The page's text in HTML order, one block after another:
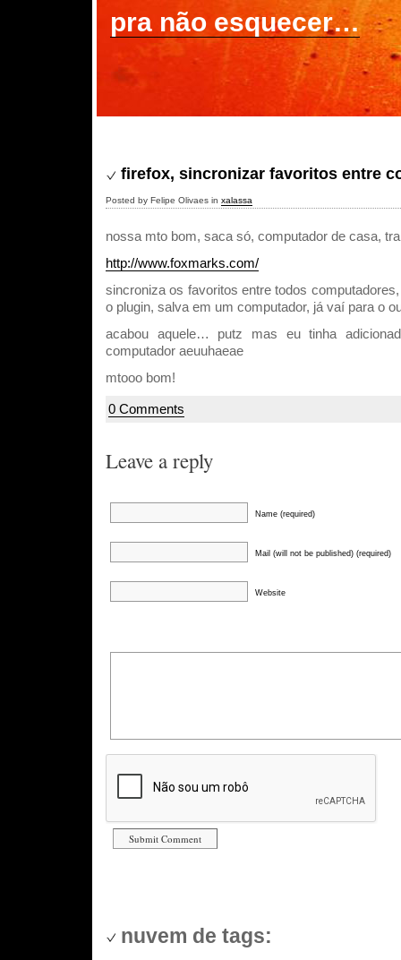
pra não esquecer…
firefox, sincronizar favoritos entre
Posted by Felipe Olivaes in xalassa
nossa mto bom, saca só, computador de casa,
http://www.foxmarks.com/
sincroniza os favoritos entre todos
o plugin, salva em um computador, já vaí para o
acabou aquele… putz mas eu tinha
computador aeuuhaeae
mtooo bom!
0 Comments
Leave a reply
Name (required)
Mail (will not be published) (required)
Website
nuvem de tags: